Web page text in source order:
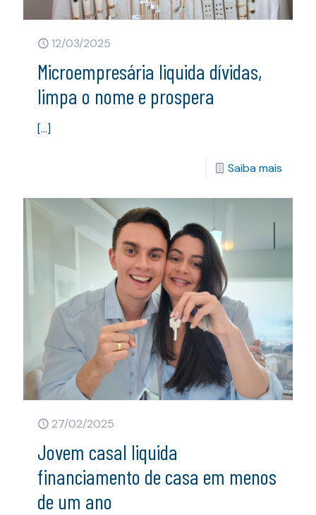
12/03/2025
Microempresária liquida dívidas,
limpa o nome e prospera
[…]
Saiba mais
27/02/2025
Jovem casal liquida
financiamento de casa em menos
de um ano